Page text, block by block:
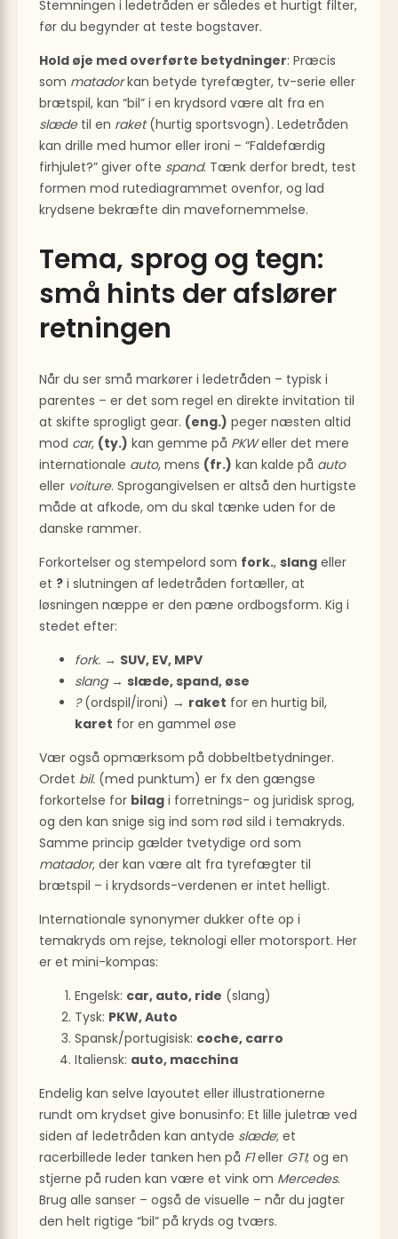
Stemningen i ledetråden er således et hurtigt filter,
før du begynder at teste bogstaver.
Hold øje med overførte betydninger: Præcis
som matadorkan betyde tyrefægter, tv-serie eller
brætspil, kan “bil” i en krydsord være alt fra en
slædetil en raket(hurtig sportsvogn). Ledetråden
kan drille med humor eller ironi – “Faldefærdig
firhjulet?” giver ofte spand. Tænk derfor bredt, test
formen mod rutediagrammet ovenfor, og lad
krydsene bekræfte din mavefornemmelse.
Tema, sprog og tegn:
små hints der afslører
retningen
Når du ser små markører i ledetråden – typisk i
parentes – er det som regel en direkte invitation til
at skifte sprogligt gear. (eng.) peger næsten altid
mod car, (ty.) kan gemme på PKWeller det mere
internationale auto, mens (fr.) kan kalde på auto
eller voiture. Sprogangivelsen er altså den hurtigste
måde at afkode, om du skal tænke uden for de
danske rammer.
Forkortelser og stempelord som fork., slang eller
et ? i slutningen af ledetråden fortæller, at
løsningen næppe er den pæne ordbogsform. Kig i
stedet efter:
fork. → SUV, EV, MPV
slang→ slæde, spand, øse
?(ordspil/ironi) → raket for en hurtig bil,
karet for en gammel øse
Vær også opmærksom på dobbeltbetydninger.
Ordet bil. (med punktum) er fx den gængse
forkortelse for bilag i forretnings- og juridisk sprog,
og den kan snige sig ind som rød sild i temakryds.
Samme princip gælder tvetydige ord som
matador, der kan være alt fra tyrefægter til
brætspil – i krydsords-verdenen er intet helligt.
Internationale synonymer dukker ofte op i
temakryds om rejse, teknologi eller motorsport. Her
er et mini-kompas:
Engelsk: car, auto, ride (slang)
Tysk: PKW, Auto
Spansk/portugisisk: coche, carro
Italiensk: auto, macchina
Endelig kan selve layoutet eller illustrationerne
rundt om krydset give bonusinfo: Et lille juletræ ved
siden af ledetråden kan antyde slæde; et
racerbillede leder tanken hen på F1eller GTI; og en
stjerne på ruden kan være et vink om Mercedes.
Brug alle sanser – også de visuelle – når du jagter
den helt rigtige “bil” på kryds og tværs.